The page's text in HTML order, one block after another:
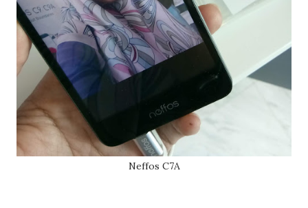
Neffos C7A